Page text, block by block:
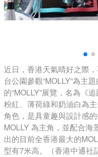
近日，香港天氣晴好之際
台公園參觀“MOLLY”為主
的“MOLLY”展覽，名為《
粉紅、薄荷綠和奶油白為
角色，是具童趣與設計感
MOLLY 為主角，並配合海
出的目前全香港最大的
型有7米高。（香港中通社